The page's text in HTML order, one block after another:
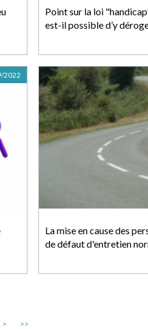
Point sur la loi
est-il possible d’y
2022
La mise en cause des
de défaut d'entretien
> >>